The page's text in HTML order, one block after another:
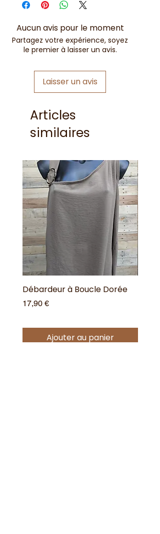
Aucun avis pour le moment
Partagez votre expérience, soyez
le premier à laisser un avis.
Laisser un avis
Articles
similaires
Débardeur à Boucle Dorée
Prix
17,90 €
Ajouter au panier